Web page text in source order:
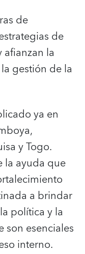
de
de
la
gestión de la
ya en
y Togo.
la ayuda que
a brindar
política y la
esenciales
interno.